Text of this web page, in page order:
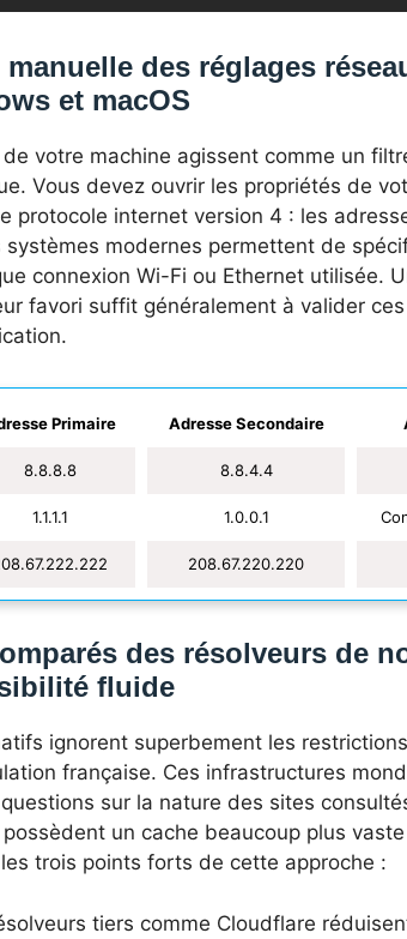
des réglages
et macOS
votre machine agissent comme un
Vous devez ouvrir les propriétés de
protocole internet version 4 : les
modernes permettent de
connexion Wi-Fi ou Ethernet utilisée.
favori suffit généralement à valider
Primaire Adresse Secondaire
8.8.8.8 8.8.4.4
1.1.1.1 1.0.0.1
208.67.220.220
des résolveurs de
fluide
ignorent superbement les
française. Ces infrastructures
sur la nature des sites
un cache beaucoup plus vaste
trois points forts de cette approche :
tiers comme Cloudflare